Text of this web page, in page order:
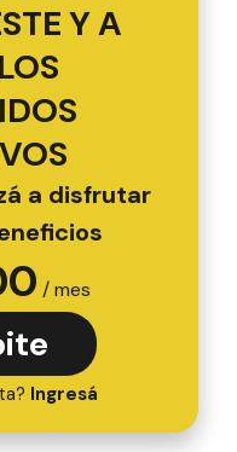
Y A
a disfrutar
/ mes
Ingresá